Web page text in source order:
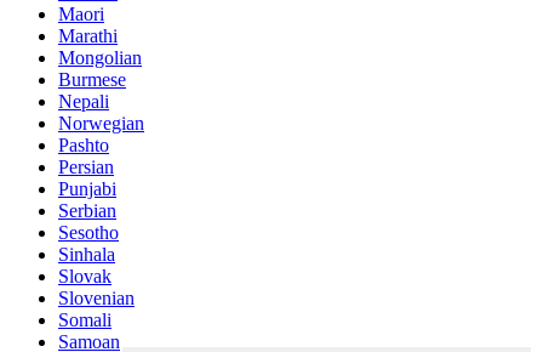
Maori
Marathi
Mongolian
Burmese
Nepali
Norwegian
Pashto
Persian
Punjabi
Serbian
Sesotho
Sinhala
Slovak
Slovenian
Somali
Samoan